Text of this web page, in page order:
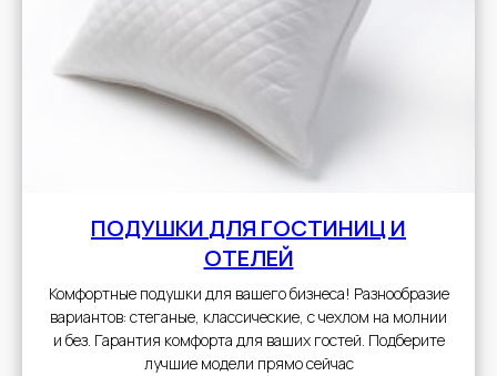
ПОДУШКИ ДЛЯ ГОСТИНИЦ И
ОТЕЛЕЙ
Комфортные подушки для вашего бизнеса! Разнообразие
вариантов: стеганые, классические, с чехлом на молнии
и без. Гарантия комфорта для ваших гостей. Подберите
лучшие модели прямо сейчас